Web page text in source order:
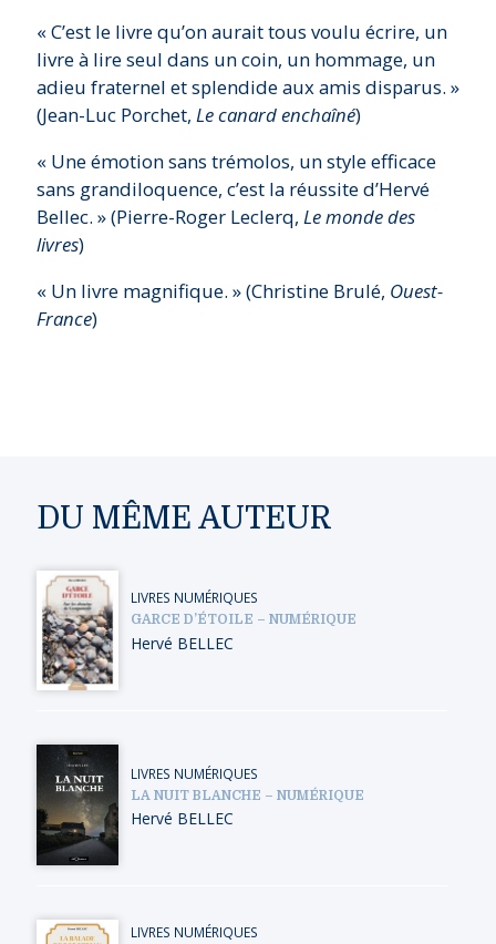
« C’est le livre qu’on aurait tous voulu écrire, un
livre à lire seul dans un coin, un hommage, un
adieu fraternel et splendide aux amis disparus. »
(Jean-Luc Porchet, Le canard enchaîné)
« Une émotion sans trémolos, un style efficace
sans grandiloquence, c’est la réussite d’Hervé
Bellec. » (Pierre-Roger Leclerq, Le monde des
livres)
« Un livre magnifique. » (Christine Brulé, Ouest-
France)
DU MÊME AUTEUR
LIVRES NUMÉRIQUES
GARCE D’ÉTOILE – NUMÉRIQUE
Hervé BELLEC
LIVRES NUMÉRIQUES
LA NUIT BLANCHE – NUMÉRIQUE
Hervé BELLEC
LIVRES NUMÉRIQUES